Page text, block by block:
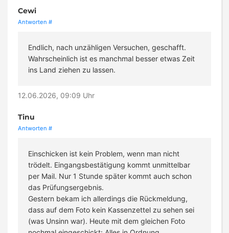
Cewi
Antworten #
Endlich, nach unzähligen Versuchen, geschafft.
Wahrscheinlich ist es manchmal besser etwas Zeit
ins Land ziehen zu lassen.
12.06.2026, 09:09 Uhr
Tinu
Antworten #
Einschicken ist kein Problem, wenn man nicht
trödelt. Eingangsbestätigung kommt unmittelbar
per Mail. Nur 1 Stunde später kommt auch schon
das Prüfungsergebnis.
Gestern bekam ich allerdings die Rückmeldung,
dass auf dem Foto kein Kassenzettel zu sehen sei
(was Unsinn war). Heute mit dem gleichen Foto